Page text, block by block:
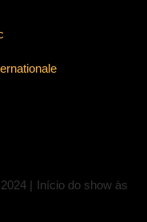
| Início do show às